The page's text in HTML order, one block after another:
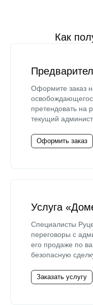
Как
Оформите заказ
претендовать на
текущий
Оформить заказ
Услуга
Специалисты
переговоры с
его продаже по
безопасную
Заказать услугу